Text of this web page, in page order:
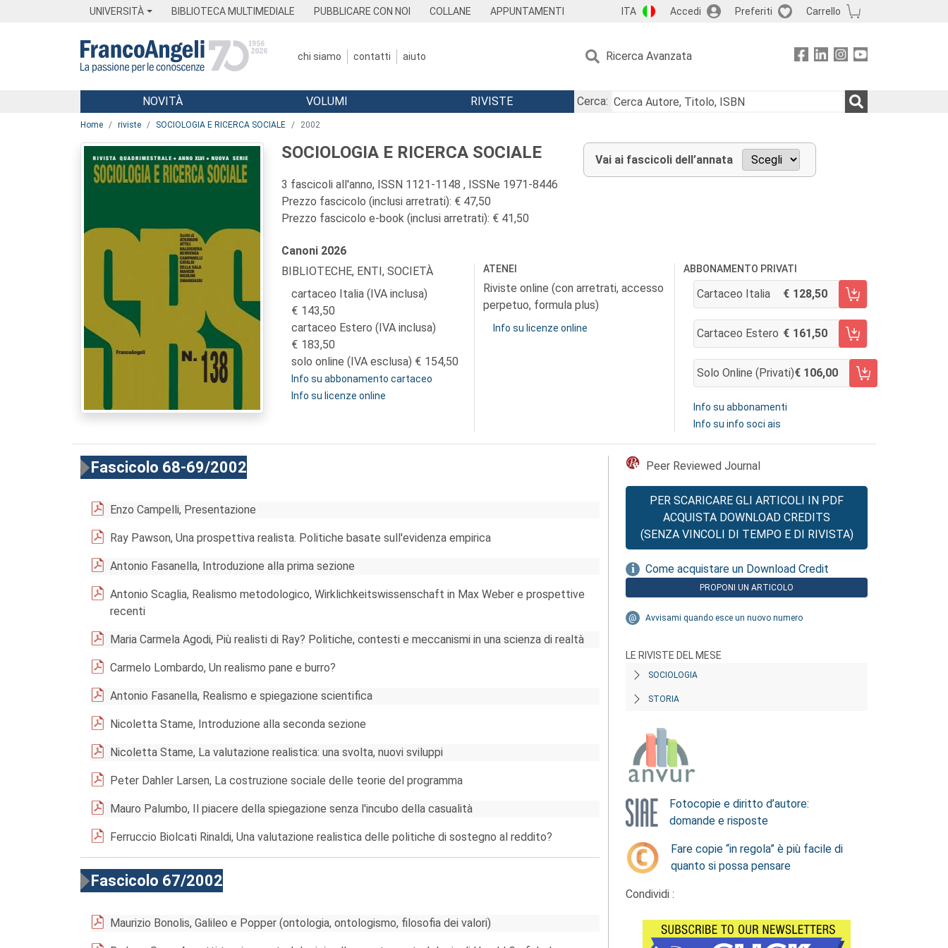
UNIVERSITÀ BIBLIOTECA MULTIMEDIALE PUBBLICARE CON NOI COLLANE APPUNTAMENTI ITA Accedi Preferiti Carrello
chi siamo contatti aiuto Ricerca Avanzata
Menu
NOVITÀ VOLUMI RIVISTE
Cerca:
Home riviste SOCIOLOGIA E RICERCA SOCIALE 2002
SOCIOLOGIA E RICERCA SOCIALE
3 fascicoli all'anno, ISSN 1121-1148 , ISSNe 1971-8446
Prezzo fascicolo (inclusi arretrati): € 47,50
Prezzo fascicolo e-book (inclusi arretrati): € 41,50
Vai ai fascicoli dell’annata
Canoni 2026
BIBLIOTECHE, ENTI, SOCIETÀ
cartaceo Italia (IVA inclusa)
143,50
cartaceo Estero (IVA inclusa)
183,50
solo online (IVA esclusa)
154,50
Info su abbonamento cartaceo
Info su licenze online
ATENEI
Riviste online (con arretrati, accesso
perpetuo, formula plus)
Info su licenze online
ABBONAMENTO PRIVATI
Cartaceo Italia 128,50
AGGIUNGI AL CARRELLO
Cartaceo Estero 161,50
AGGIUNGI AL CARRELLO
Solo Online (privati) 106,00
AGGIUNGI AL CARRELLO
Info su abbonamenti
Info su info soci ais
Fascicolo 68-69/2002
Enzo Campelli, Presentazione
Ray Pawson, Una prospettiva realista. Politiche basate sull'evidenza empirica
Antonio Fasanella, Introduzione alla prima sezione
Antonio Scaglia, Realismo metodologico, Wirklichkeitswissenschaft in Max Weber e prospettive
recenti
Maria Carmela Agodi, Più realisti di Ray? Politiche, contesti e meccanismi in una scienza di realtà
Carmelo Lombardo, Un realismo pane e burro?
Antonio Fasanella, Realismo e spiegazione scientifica
Nicoletta Stame, Introduzione alla seconda sezione
Nicoletta Stame, La valutazione realistica: una svolta, nuovi sviluppi
Peter Dahler Larsen, La costruzione sociale delle teorie del programma
Mauro Palumbo, Il piacere della spiegazione senza l'incubo della casualità
Ferruccio Biolcati Rinaldi, Una valutazione realistica delle politiche di sostegno al reddito?
Fascicolo 67/2002
Maurizio Bonolis, Galileo e Popper (ontologia, ontologismo, filosofia dei valori)
Peer Reviewed Journal
PER SCARICARE GLI ARTICOLI IN PDF
ACQUISTA DOWNLOAD CREDITS
(SENZA VINCOLI DI TEMPO E DI RIVISTA)
Come acquistare un Download Credit
PROPONI UN ARTICOLO
Avvisami quando esce un nuovo numero
LE RIVISTE DEL MESE
SOCIOLOGIA
STORIA
Fotocopie e diritto d’autore:
domande e risposte
Fare copie “in regola” è più facile di
quanto si possa pensare
Condividi :